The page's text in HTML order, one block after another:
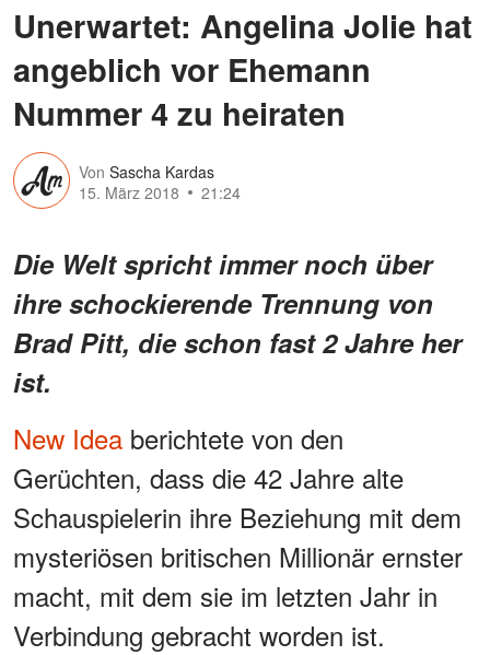
Unerwartet: Angelina Jolie hat
angeblich vor Ehemann
Nummer 4 zu heiraten
Von Sascha Kardas
15. März 2018
21:24
Die Welt spricht immer noch über
ihre schockierende Trennung von
Brad Pitt, die schon fast 2 Jahre her
ist.
New Idea berichtete von den
Gerüchten, dass die 42 Jahre alte
Schauspielerin ihre Beziehung mit dem
mysteriösen britischen Millionär ernster
macht, mit dem sie im letzten Jahr in
Verbindung gebracht worden ist.